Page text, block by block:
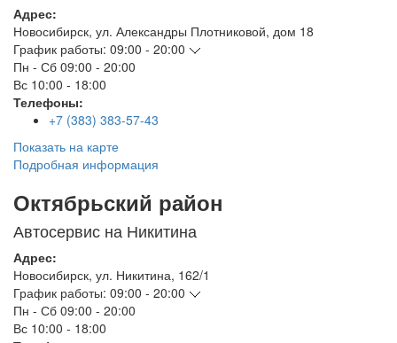
Адрес:
Новосибирск, ул. Александры Плотниковой, дом 18
График работы: 09:00 - 20:00
Пн - Сб 09:00 - 20:00
Вс 10:00 - 18:00
Телефоны:
+7 (383) 383-57-43
Показать на карте
Подробная информация
Октябрьский район
Автосервис на Никитина
Адрес:
Новосибирск, ул. Никитина, 162/1
График работы: 09:00 - 20:00
Пн - Сб 09:00 - 20:00
Вс 10:00 - 18:00